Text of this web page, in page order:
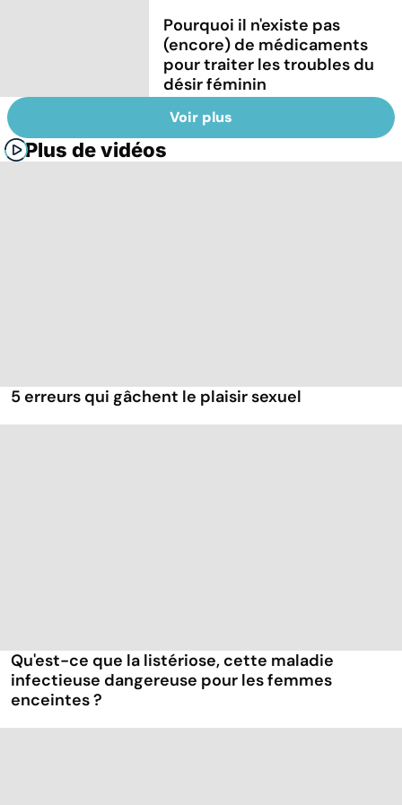
Pourquoi il n'existe pas
(encore) de médicaments
pour traiter les troubles du
désir féminin
Voir plus
Plus de vidéos
5 erreurs qui gâchent le plaisir sexuel
Qu'est-ce que la listériose, cette maladie
infectieuse dangereuse pour les femmes
enceintes ?